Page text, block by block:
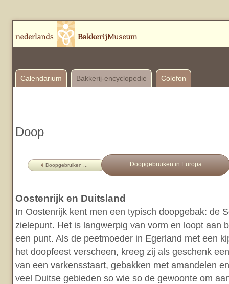
Calendarium Bakkerij-encyclopedie Colofon
Doop
Doopgebruiken ... Doopgebruiken in Europa
Oostenrijk en Duitsland
In Oostenrijk kent men een typisch doopgebak: de
zielepunt. Het is langwerpig van vorm en loopt aan
een punt. Als de peetmoeder in Egerland met een
het doopfeest verscheen, kreeg zij als geschenk
van een varkensstaart, gebakken met amandelen
veel Duitse gebieden so wie so de gewoonte om